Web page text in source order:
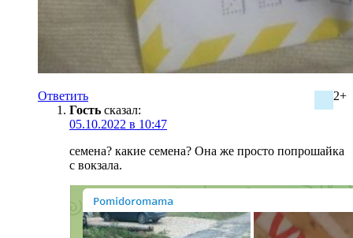
2+
Ответить
Гость сказал:
05.10.2022 в 10:47
семена? какие семена? Она же просто попрошайка
с вокзала.